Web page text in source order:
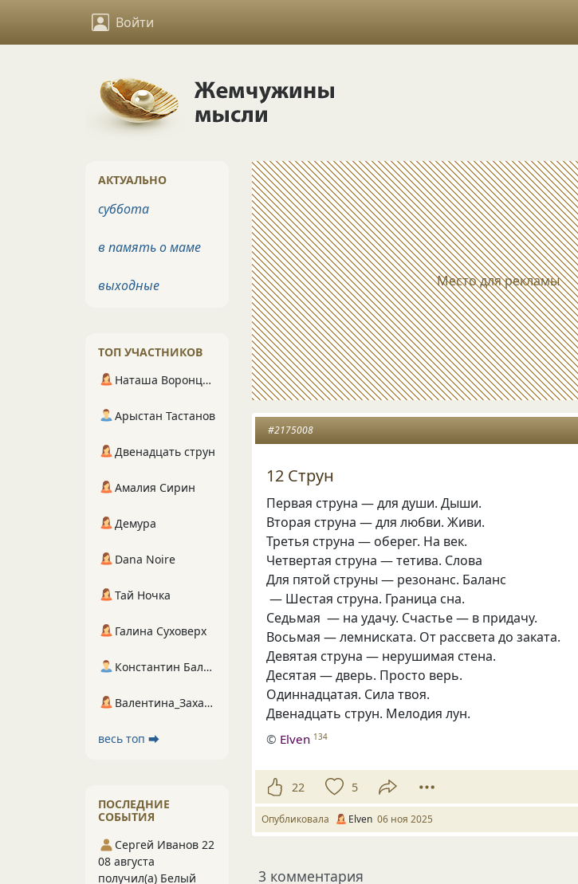
Войти
Место для рекламы
#2175008
12 Струн
Первая струна — для души. Дыши.
Вторая струна — для любви. Живи.
Третья струна — оберег. На век.
Четвертая струна — тетива. Слова
Для пятой струны — резонанс. Баланс
— Шестая струна. Граница сна.
Седьмая — на удачу. Счастье — в придачу.
Восьмая — лемниската. От рассвета до заката.
Девятая струна — нерушимая стена.
Десятая — дверь. Просто верь.
Одиннадцатая. Сила твоя.
Двенадцать струн. Мелодия лун.
© Elven 134
22 5
Опубликовала Elven 06 ноя 2025
3 комментария
АКТУАЛЬНО
суббота
в память о маме
выходные
ТОП УЧАСТНИКОВ
Наташа Воронцова
Арыстан Тастанов
Двенадцать струн
Амалия Сирин
Демура
Dana Noire
Тай Ночка
Галина Суховерх
Константин Балухта
Валентина_Захарова
весь топ ⮕
ПОСЛЕДНИЕ
СОБЫТИЯ
Сергей Иванов 22
08 августа
получил(а) Белый